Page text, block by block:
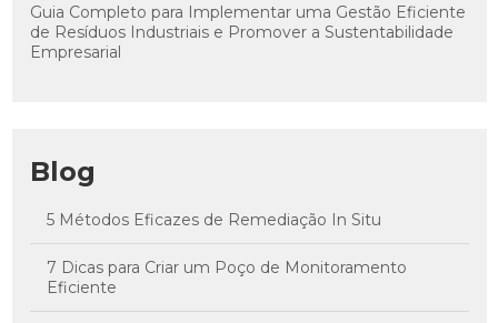
Guia Completo para Implementar uma Gestão Eficiente
de Resíduos Industriais e Promover a Sustentabilidade
Empresarial
Blog
5 Métodos Eficazes de Remediação In Situ
7 Dicas para Criar um Poço de Monitoramento
Eficiente